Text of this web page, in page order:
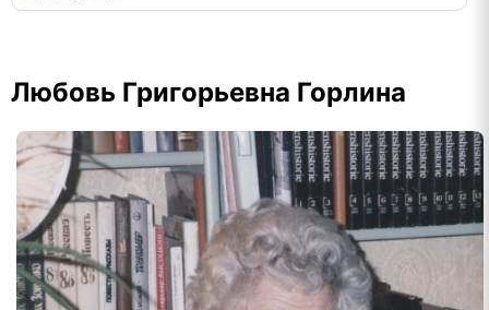
Любовь Григорьевна Горлина